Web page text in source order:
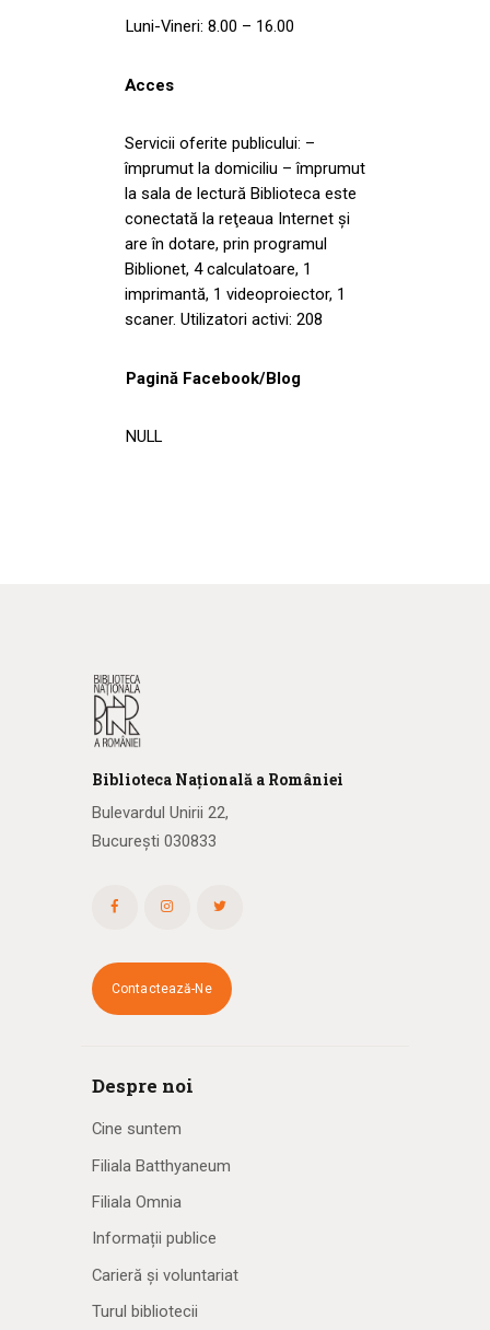
Luni-Vineri: 8.00 – 16.00
Acces
Servicii oferite publicului: –
împrumut la domiciliu – împrumut
la sala de lectură Biblioteca este
conectată la reţeaua Internet şi
are în dotare, prin programul
Biblionet, 4 calculatoare, 1
imprimantă, 1 videoproiector, 1
scaner. Utilizatori activi: 208
Pagină Facebook/Blog
NULL
Biblioteca Națională a României
Bulevardul Unirii 22,
București 030833
Contactează-Ne
Despre noi
Cine suntem
Filiala Batthyaneum
Filiala Omnia
Informații publice
Carieră și voluntariat
Turul bibliotecii